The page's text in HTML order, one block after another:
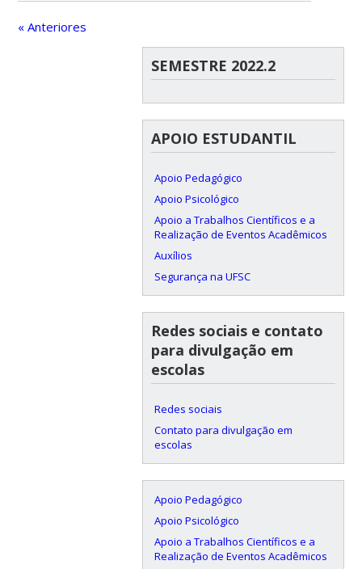
« Anteriores
SEMESTRE 2022.2
APOIO ESTUDANTIL
Apoio Pedagógico
Apoio Psicológico
Apoio a Trabalhos Científicos e a
Realização de Eventos Acadêmicos
Auxílios
Segurança na UFSC
Redes sociais e contato
para divulgação em
escolas
Redes sociais
Contato para divulgação em
escolas
Apoio Pedagógico
Apoio Psicológico
Apoio a Trabalhos Científicos e a
Realização de Eventos Acadêmicos